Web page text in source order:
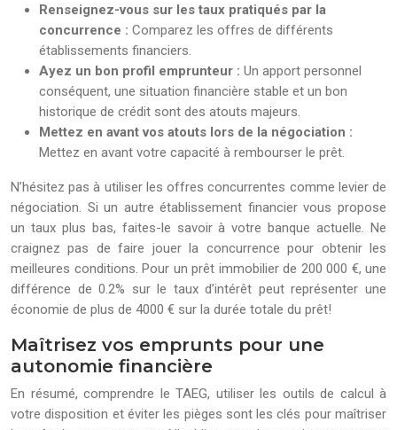
Renseignez-vous sur les taux pratiqués par la
concurrence : Comparez les offres de différents
établissements financiers.
Ayez un bon profil emprunteur : Un apport personnel
conséquent, une situation financière stable et un bon
historique de crédit sont des atouts majeurs.
Mettez en avant vos atouts lors de la négociation :
Mettez en avant votre capacité à rembourser le prêt.
N’hésitez pas à utiliser les offres concurrentes comme levier de
négociation. Si un autre établissement financier vous propose
un taux plus bas, faites-le savoir à votre banque actuelle. Ne
craignez pas de faire jouer la concurrence pour obtenir les
meilleures conditions. Pour un prêt immobilier de 200 000 €, une
différence de 0.2% sur le taux d’intérêt peut représenter une
économie de plus de 4000 € sur la durée totale du prêt!
Maîtrisez vos emprunts pour une
autonomie financière
En résumé, comprendre le TAEG, utiliser les outils de calcul à
votre disposition et éviter les pièges sont les clés pour maîtriser